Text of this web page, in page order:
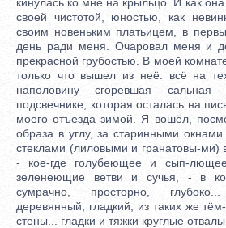
своей чистотой, юностью, как
своим новеньким платьицем, в
день ради меня. Очаровал меня и
прекрасной грубостью. В моей
только что вышел из неё: всё на
наполовину сгоревшая
подсвечнике, которая осталась на
моего отъезда зимой. Я вошёл,
образа в углу, за старинными
стеклами (лиловыми и гранатовы-ми)
- кое-где голубеющее и сып-
зеленеющие ветви и сучья, - в
сумрачно, просторно,
деревянный, гладкий, из таких же
стены... гладки и тяжки круглые отвалы